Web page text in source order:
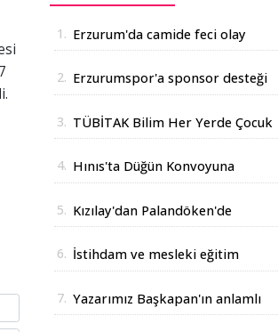
1. Erzurum'da camide feci olay
2. Erzurumspor'a sponsor desteği
3. TÜBİTAK Bilim Her Yerde Çocuk
4. Hınıs'ta Düğün Konvoyuna
5. Kızılay'dan Palandöken'de
6. İstihdam ve mesleki eğitim
7. Yazarımız Başkapan'ın anlamlı